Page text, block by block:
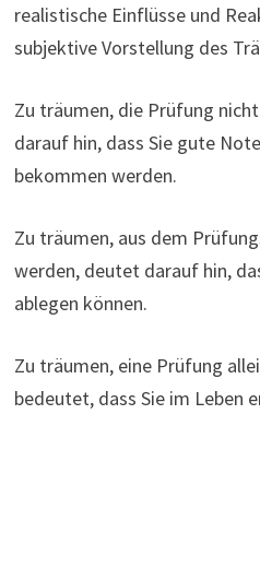
realistische Einflüsse und
subjektive Vorstellung des
Zu träumen, die Prüfung
darauf hin, dass Sie gute
bekommen werden.
Zu träumen, aus dem
werden, deutet darauf hin,
ablegen können.
Zu träumen, eine Prüfung
bedeutet, dass Sie im Leben